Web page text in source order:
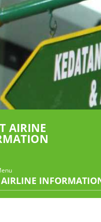
AIRINE
AIRLINE